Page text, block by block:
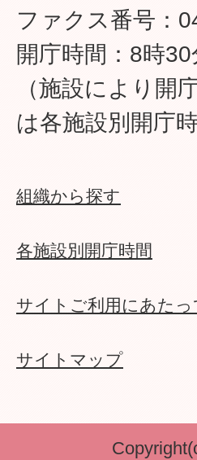
ファクス番号：
開庁時間：8時
（施設により開
は各施設別開庁
組織から探す
各施設別開庁時間
サイトご利用にあたっ
サイトマップ